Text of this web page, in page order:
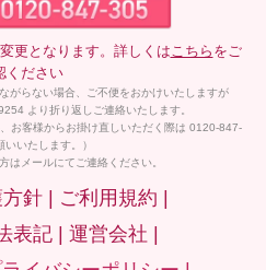
更となります。詳しくは こちら をご
ください
がらない場合、ご不便をおかけいたしますが
より折り返しご連絡いたします。
お客様からお掛け直しいただく際は 0120-847-
いたします。）
はメールにてご連絡ください。
針 | ご利用規約 |
表記 | 運営会社 |